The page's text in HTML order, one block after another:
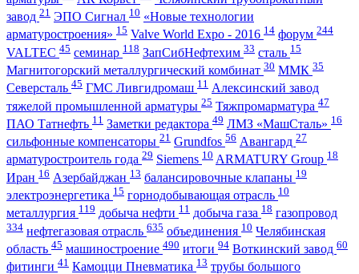
завод 21 ЭПО Сигнал 10 «Новые технологии
арматуростроения» 15 Valve World Expo - 2016 14 форум 244
VALTEC 45 семинар 118 ЗапСибНефтехим 33 сталь 15
Магнитогорский металлургический комбинат 30 ММК 35
Северсталь 45 ГМС Ливгидромаш 11 Алексинский завод
тяжелой промышленной арматуры 25 Тяжпромарматура 47
ПАО Татнефть 11 Заметки редактора 49 ЛМЗ «МашСталь» 16
сильфонные компенсаторы 21 Grundfos 56 Авангард 27
арматуростроитель года 29 Siemens 10 ARMATURY Group 18
Иран 16 Азербайджан 13 балансировочные клапаны 19
электроэнергетика 15 горнодобывающая отрасль 10
металлургия 119 добыча нефти 11 добыча газа 18 газопровод
334 нефтегазовая отрасль 635 объединения 10 Челябинская
область 45 машиностроение 490 итоги 94 Воткинский завод 60
фитинги 41 Камоцци Пневматика 13 трубы большого